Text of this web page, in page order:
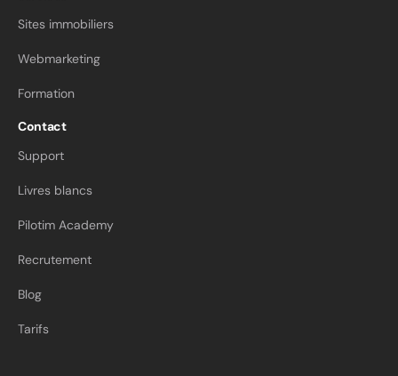
Sites immobiliers
Webmarketing
Formation
Contact
Support
Livres blancs
Pilotim Academy
Recrutement
Blog
Tarifs